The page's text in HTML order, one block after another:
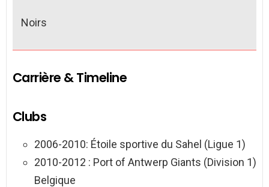
Noirs
Carrière & Timeline
Clubs
2006-2010: Étoile sportive du Sahel (Ligue 1)
2010-2012 : Port of Antwerp Giants (Division 1)
Belgique